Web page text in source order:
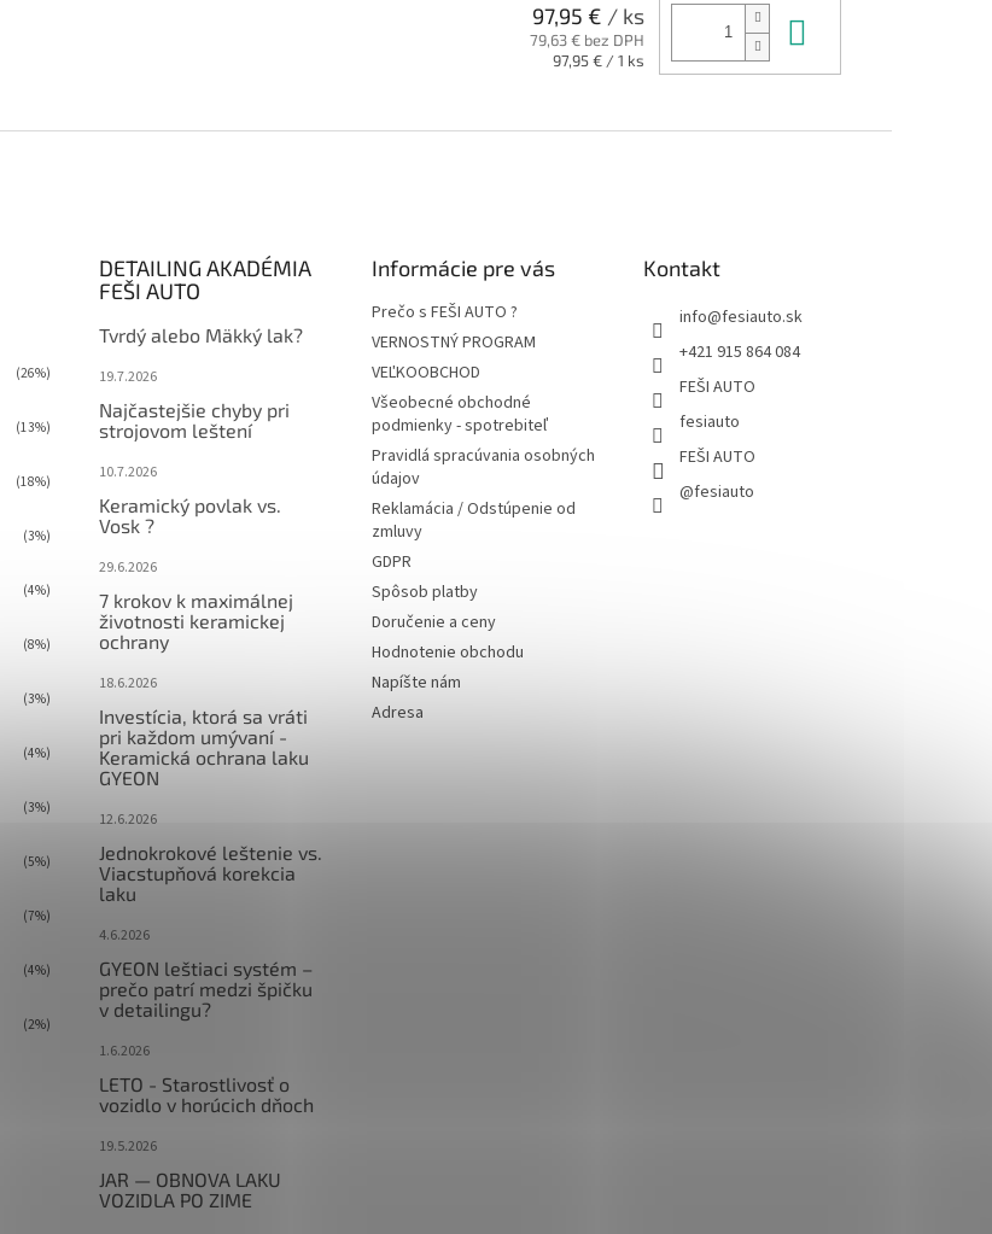
97,95 € / ks
79,63 € bez DPH
Jednotková
97,95 € / 1 ks
(26%)
(13%)
(18%)
(3%)
(4%)
(8%)
(3%)
(4%)
(3%)
(5%)
(7%)
(4%)
(2%)
DETAILING AKADÉMIA
FEŠI AUTO
Tvrdý alebo Mäkký lak?
19.7.2026
Najčastejšie chyby pri
strojovom leštení
10.7.2026
Keramický povlak vs.
Vosk ?
29.6.2026
7 krokov k maximálnej
životnosti keramickej
ochrany
18.6.2026
Investícia, ktorá sa vráti
pri každom umývaní -
Keramická ochrana laku
GYEON
12.6.2026
Jednokrokové leštenie vs.
Viacstupňová korekcia
laku
4.6.2026
GYEON leštiaci systém –
prečo patrí medzi špičku
v detailingu?
1.6.2026
LETO - Starostlivosť o
vozidlo v horúcich dňoch
19.5.2026
JAR — OBNOVA LAKU
VOZIDLA PO ZIME
Informácie pre vás
Prečo s FEŠI AUTO ?
VERNOSTNÝ PROGRAM
VEĽKOOBCHOD
Všeobecné obchodné
podmienky - spotrebiteľ
Pravidlá spracúvania osobných
údajov
Reklamácia / Odstúpenie od
zmluvy
GDPR
Spôsob platby
Doručenie a ceny
Hodnotenie obchodu
Napíšte nám
Adresa
Kontakt
info@fesiauto.sk
+421 915 864 084
FEŠI AUTO
fesiauto
FEŠI AUTO
@fesiauto